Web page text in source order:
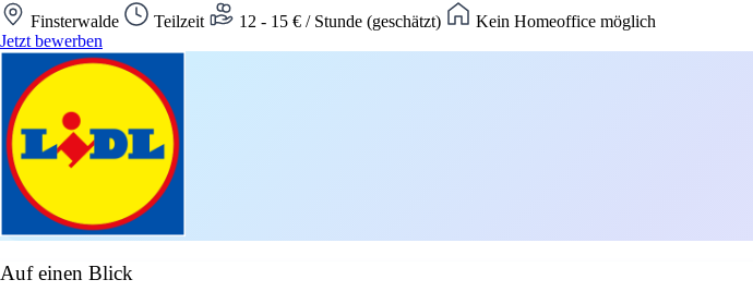
Finsterwalde Teilzeit 12 - 15 € / Stunde (geschätzt)
Kein Homeoffice möglich
Jetzt bewerben
Auf einen Blick